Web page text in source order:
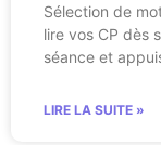
Sélection de
lire vos CP dès
séance et
LIRE LA SUITE »